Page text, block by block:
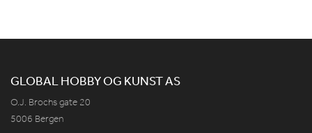
GLOBAL HOBBY OG KUNST AS
O.J. Brochs gate 20
5006 Bergen